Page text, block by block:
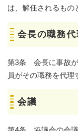
は、解任されるもの
会長の職務代
第3条 会長に事故が
員がその職務を代理
会議